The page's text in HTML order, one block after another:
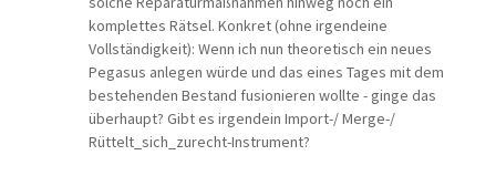
komplettes Rätsel. Konkret (ohne irgendeine
Vollständigkeit): Wenn ich nun theoretisch ein neues
Pegasus anlegen würde und das eines Tages mit dem
bestehenden Bestand fusionieren wollte - ginge das
überhaupt? Gibt es irgendein Import-/ Merge-/
Rüttelt_sich_zurecht-Instrument?